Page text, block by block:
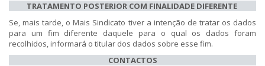
TRATAMENTO POSTERIOR COM FINALIDADE DIFERENTE
Se, mais tarde, o Mais Sindicato tiver a intenção de tratar os dados
para um fim diferente daquele para o qual os dados foram
recolhidos, informará o titular dos dados sobre esse fim.
CONTACTOS